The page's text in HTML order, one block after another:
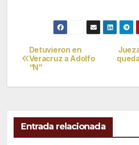
Navegación
de
Detuvieron en
Veracruz a Adolfo
“N”
Entrada relacionada